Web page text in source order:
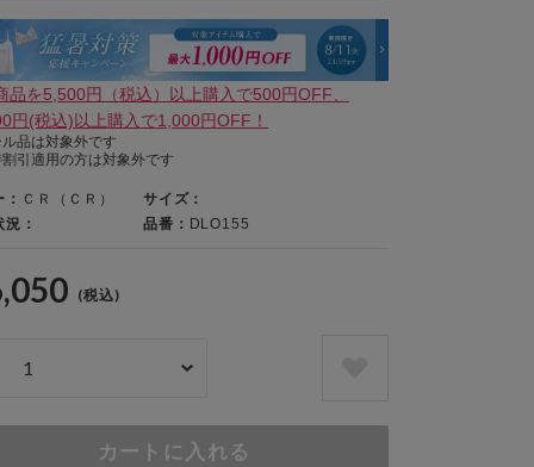
品を5,500円（税込）以上購入で500円OFF、
円(税込)以上購入で1,000円OFF！
品は対象外です
引適用の方は対象外です
ＣＲ（ＣＲ）
サイズ：
：
品番： DLO155
(税込)
カートに入れる